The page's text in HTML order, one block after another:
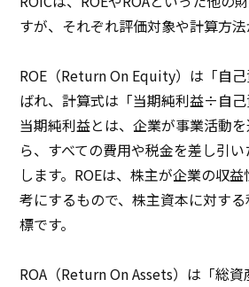
すが、それぞれ評価対象や計算方法
ROE（Return On Equity）は「自
ばれ、計算式は「当期純利益÷自己
当期純利益とは、企業が事業活動
ら、すべての費用や税金を差し引
します。ROEは、株主が企業の収
考にするもので、株主資本に対す
標です。
ROA（Return On Assets）は「総資